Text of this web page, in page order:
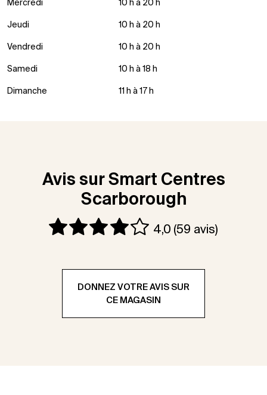
Mercredi 10 h à 20 h
Jeudi 10 h à 20 h
Vendredi 10 h à 20 h
Samedi 10 h à 18 h
Dimanche 11 h à 17 h
Avis sur Smart Centres
Scarborough
4,0 (59 avis)
DONNEZ VOTRE AVIS SUR
CE MAGASIN